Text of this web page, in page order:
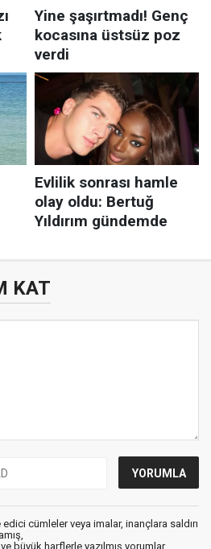
KAT
cümleler veya imalar, inançlara saldırı
büyük harflerle yazılmış yorumlar